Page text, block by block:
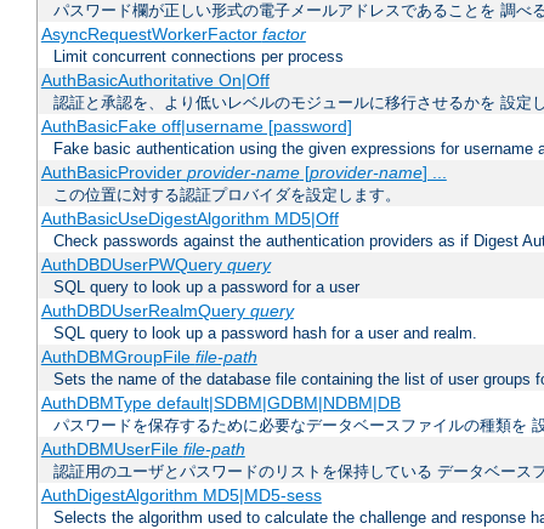
パスワード欄が正しい形式の電子メールアドレスであることを 調べ
AsyncRequestWorkerFactor factor
Limit concurrent connections per process
AuthBasicAuthoritative On|Off
認証と承認を、より低いレベルのモジュールに移行させるかを 設定
AuthBasicFake off|username [password]
Fake basic authentication using the given expressions for username
AuthBasicProvider provider-name[provider-name] ...
この位置に対する認証プロバイダを設定します。
AuthBasicUseDigestAlgorithm MD5|Off
Check passwords against the authentication providers as if Digest
AuthDBDUserPWQuery query
SQL query to look up a password for a user
AuthDBDUserRealmQuery query
SQL query to look up a password hash for a user and realm.
AuthDBMGroupFile file-path
Sets the name of the database file containing the list of user groups
AuthDBMType default|SDBM|GDBM|NDBM|DB
パスワードを保存するために必要なデータベースファイルの種類を
AuthDBMUserFile file-path
認証用のユーザとパスワードのリストを保持している データベース
AuthDigestAlgorithm MD5|MD5-sess
Selects the algorithm used to calculate the challenge and response